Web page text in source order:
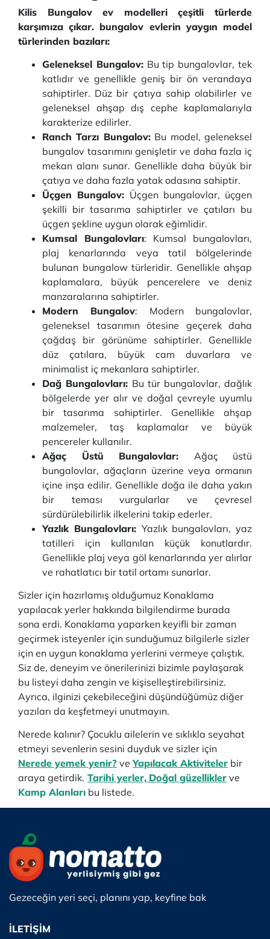
Kilis Bungalov ev modelleri çeşitli türlerde
karşımıza çıkar. bungalov evlerin yaygın model
türlerinden bazıları:
Geleneksel Bungalov:Bu tip bungalovlar, tek
katlıdır ve genellikle geniş bir ön verandaya
sahiptirler. Düz bir çatıya sahip olabilirler ve
geleneksel ahşap dış cephe kaplamalarıyla
karakterize edilirler.
Ranch Tarzı Bungalov:Bu model, geleneksel
bungalov tasarımını genişletir ve daha fazla iç
mekan alanı sunar. Genellikle daha büyük bir
çatıya ve daha fazla yatak odasına sahiptir.
Üçgen Bungalov: Üçgen bungalovlar, üçgen
şekilli bir tasarıma sahiptirler ve çatıları bu
üçgen şekline uygun olarak eğimlidir.
Kumsal Bungalovları: Kumsal bungalovları,
plaj kenarlarında veya tatil bölgelerinde
bulunan bungalow türleridir. Genellikle ahşap
kaplamalara, büyük pencerelere ve deniz
manzaralarına sahiptirler.
Modern Bungalov: Modern bungalovlar,
geleneksel tasarımın ötesine geçerek daha
çağdaş bir görünüme sahiptirler. Genellikle
düz çatılara, büyük cam duvarlara ve
minimalist iç mekanlara sahiptirler.
Dağ Bungalovları: Bu tür bungalovlar, dağlık
bölgelerde yer alır ve doğal çevreyle uyumlu
bir tasarıma sahiptirler. Genellikle ahşap
malzemeler, taş kaplamalar ve büyük
pencereler kullanılır.
Ağaç Üstü Bungalovlar: Ağaç üstü
bungalovlar, ağaçların üzerine veya ormanın
içine inşa edilir. Genellikle doğa ile daha yakın
bir teması vurgularlar ve çevresel
sürdürülebilirlik ilkelerini takip ederler.
Yazlık Bungalovları: Yazlık bungalovları, yaz
tatilleri için kullanılan küçük konutlardır.
Genellikle plaj veya göl kenarlarında yer alırlar
ve rahatlatıcı bir tatil ortamı sunarlar.
Sizler için hazırlamış olduğumuz Konaklama
yapılacak yerler hakkında bilgilendirme burada
sona erdi. Konaklama yaparken keyifli bir zaman
geçirmek isteyenler için sunduğumuz bilgilerle sizler
için en uygun konaklama yerlerini vermeye çalıştık.
Siz de, deneyim ve önerilerinizi bizimle paylaşarak
bu listeyi daha zengin ve kişiselleştirebilirsiniz.
Ayrıca, ilginizi çekebileceğini düşündüğümüz diğer
yazıları da keşfetmeyi unutmayın.
Nerede kalınır? Çocuklu ailelerin ve sıklıkla seyahat
etmeyi sevenlerin sesini duyduk ve sizler için
Nerede yemek yenir? veYapılacak Aktiviteler bir
araya getirdik. Tarihi yerler, Doğal güzellikler ve
Kamp Alanları bu listede.
Gezeceğin yeri seçi, planını yap, keyfine bak
İLETİŞİM